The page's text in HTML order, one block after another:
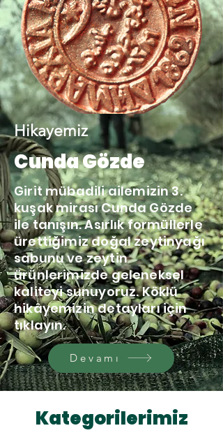
Hikayemiz
Cunda Gözde
Girit mübadili ailemizin 3.
kuşak mirası Cunda Gözde
ile tanışın. Asırlık formüllerle
ürettiğimiz doğal zeytinyağı
sabunu ve zeytin
ürünlerimizde geleneksel
kaliteyi sunuyoruz. Köklü
hikâyemizin detayları için
tıklayın.
Devamı
Kategorilerimiz